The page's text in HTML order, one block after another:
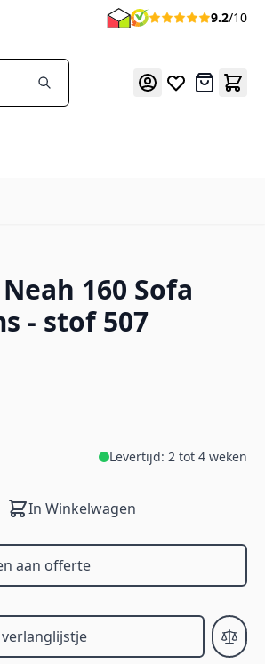
9.2/10
Offerte
160 Sofa
- stof 507
Levertijd: 2 tot 4 weken
In Winkelwagen
aan offerte